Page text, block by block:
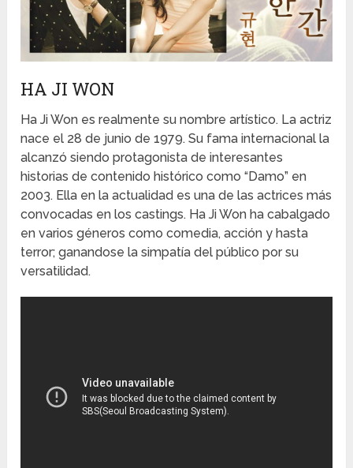
HA JI WON
Ha Ji Won es realmente su nombre artístico. La actriz
nace el 28 de junio de 1979. Su fama internacional la
alcanzó siendo protagonista de interesantes
historias de contenido histórico como “Damo” en
2003. Ella en la actualidad es una de las actrices más
convocadas en los castings. Ha Ji Won ha cabalgado
en varios géneros como comedia, acción y hasta
terror; ganandose la simpatía del público por su
versatilidad.